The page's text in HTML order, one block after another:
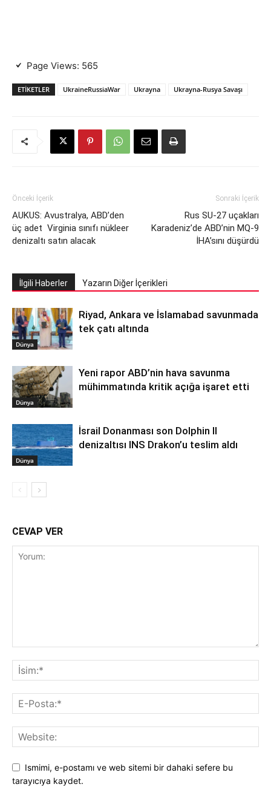
Page Views: 565
ETIKETLER UkraineRussiaWar Ukrayna Ukrayna-Rusya Savaşı
Önceki İçerik
AUKUS: Avustralya, ABD’den
üç adet Virginia sınıfı nükleer
denizaltı satın alacak
Sonraki İçerik
Rus SU-27 uçakları
Karadeniz’de ABD’nin MQ-9
İHA’sını düşürdü
İlgili Haberler Yazarın Diğer İçerikleri
Dünya
Riyad, Ankara ve İslamabad savunmada
tek çatı altında
Dünya
Yeni rapor ABD’nin hava savunma
mühimmatında kritik açığa işaret etti
Dünya
İsrail Donanması son Dolphin II
denizaltısı INS Drakon’u teslim aldı
CEVAP VER
Ismimi, e-postamı ve web sitemi bir dahaki sefere bu
tarayıcıya kaydet.